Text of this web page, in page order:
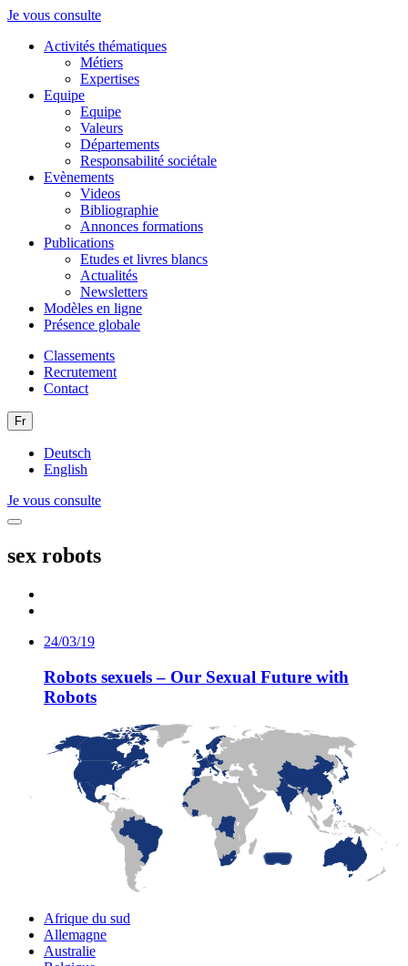
Je vous consulte
Activités thématiques
Métiers
Expertises
Equipe
Equipe
Valeurs
Départements
Responsabilité sociétale
Evènements
Videos
Bibliographie
Annonces formations
Publications
Etudes et livres blancs
Actualités
Newsletters
Modèles en ligne
Présence globale
Classements
Recrutement
Contact
Fr
Deutsch
English
Je vous consulte
sex robots
24/03/19
Robots sexuels – Our Sexual Future with
Robots
Afrique du sud
Allemagne
Australie